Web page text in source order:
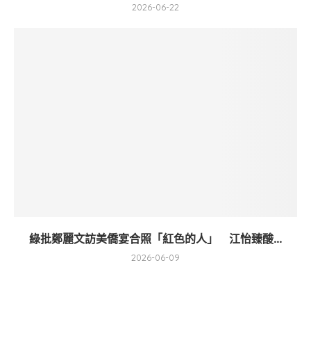
2026-06-22
綠批鄭麗文訪美僑宴合照「紅色的人」 江怡臻酸...
2026-06-09